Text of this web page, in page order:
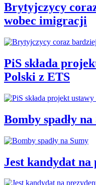
Brytyjczycy
wobec imigracji
PiS składa
Polski z ETS
Bomby spadły
Jest kandydat